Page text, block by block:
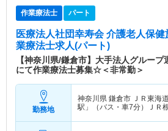
作業療法士 パート
医療法人社団幸寿会 介護老人保
業療法士求人(パート)
【神奈川県/鎌倉市】大手法人グルー
にて作業療法士募集☆＜非常勤＞
勤務地
神奈川県 鎌倉市 ＪＲ東海
駅」（バス・車7分）ＪＲ